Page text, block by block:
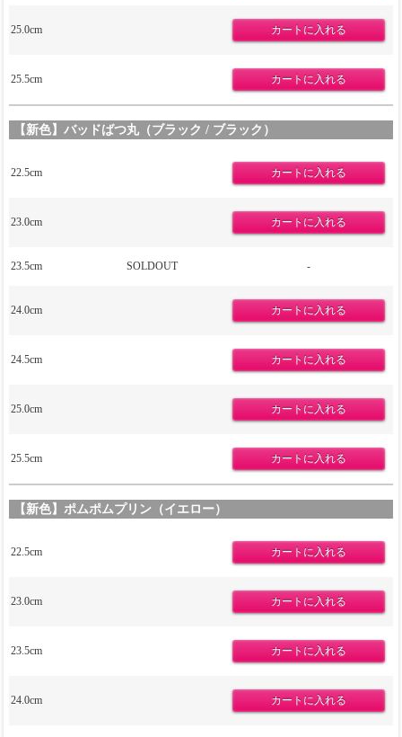
25.0cm
25.5cm
【新色】バッドばつ丸（ブラック / ブラック）
22.5cm
23.0cm
23.5cm SOLDOUT -
24.0cm
24.5cm
25.0cm
25.5cm
【新色】ポムポムプリン（イエロー）
22.5cm
23.0cm
23.5cm
24.0cm